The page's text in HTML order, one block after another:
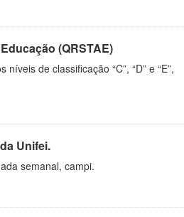
(QRSTAE)
de classificação “C”, “D” e “E”,
Unifei.
semanal, campi.